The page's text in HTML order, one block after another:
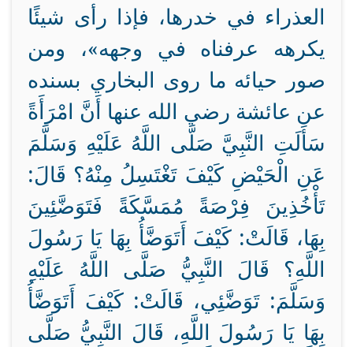
العذراء في خدرها، فإذا رأى شيئًا
يكرهه عرفناه في وجهه»، ومن
صور حيائه ما روى البخاري بسنده
عن عائشة رضي الله عنها أَنَّ امْرَأَةً
سَأَلَتِ النَّبِيَّ صَلَّى اللَّهُ عَلَيْهِ وَسَلَّمَ
عَنِ الْحَيْضِ كَيْفَ تَغْتَسِلُ مِنْهُ؟ قَالَ:
تَأْخُذِينَ فِرْصَةً مُمَسَّكَةً فَتَوَضَّئِينَ
بِهَا، قَالَتْ: كَيْفَ أَتَوَضَّأُ بِهَا يَا رَسُولَ
اللَّهِ؟ قَالَ النَّبِيُّ صَلَّى اللَّهُ عَلَيْهِ
وَسَلَّمَ: تَوَضَّئِي، قَالَتْ: كَيْفَ أَتَوَضَّأُ
بِهَا يَا رَسُولَ اللَّهِ، قَالَ النَّبِيُّ صَلَّى